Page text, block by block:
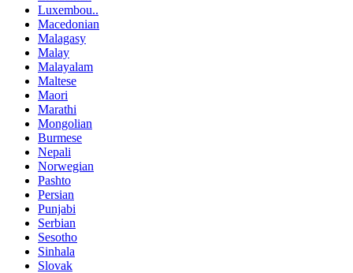
Luxembou..
Macedonian
Malagasy
Malay
Malayalam
Maltese
Maori
Marathi
Mongolian
Burmese
Nepali
Norwegian
Pashto
Persian
Punjabi
Serbian
Sesotho
Sinhala
Slovak